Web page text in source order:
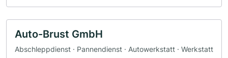
Auto-Brust GmbH
Abschleppdienst · Pannendienst · Autowerkstatt · Werkstatt